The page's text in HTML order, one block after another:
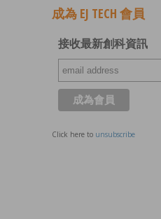
成為 EJ TECH 會員
接收最新創科資訊
Click here to unsubscribe